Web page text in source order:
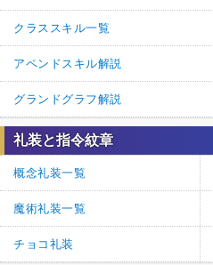
クラススキル一覧
アペンドスキル解説
グランドグラフ解説
礼装と指令紋章
概念礼装一覧
魔術礼装一覧
チョコ礼装